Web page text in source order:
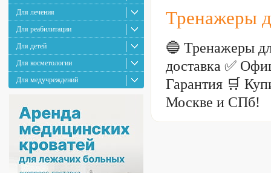
Для лечения
Для реабилитации
Для детей
Для косметологии
Для медучреждений
Тренажеры
🔵 Тренажеры
доставка ✅
Гарантия 🛒
Москве и СПб!